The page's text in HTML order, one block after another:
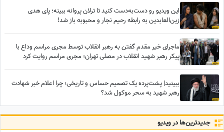
این ویدیو رو دست‌به‌دست کنید تا ترلان پروانه ببینه؛ پای هدی
زین‌العابدین به رابطه رحیم نجار و محبوبه باز شد!
ماجرای خیر مقدم گفتن به رهبر انقلاب توسط مجری مراسم وداع با
پیکر رهبر شهید انقلاب در مصلی تهران؛ مجری مراسم روایت کرد
ببینید| پشت‌پرده یک تصمیم حساس و تاریخی؛ چرا اعلام خبر شهادت
رهبر شهید به سحر موکول شد؟
جدید‌ترین‌ها در ویدیو